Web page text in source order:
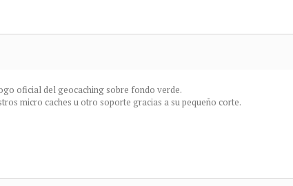
oficial del geocaching sobre fondo verde.
micro caches u otro soporte gracias a su pequeño corte.